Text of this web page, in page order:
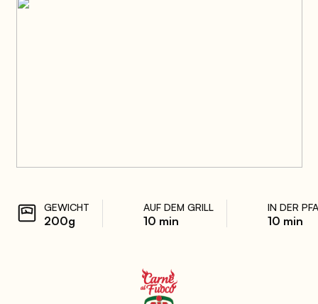
GEWICHT
200g
AUF DEM GRILL
10 min
IN DER
10 min